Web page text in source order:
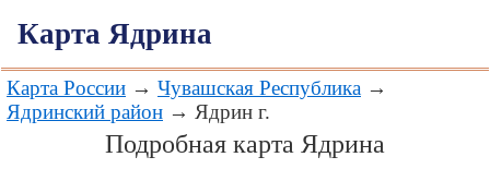
Карта Ядрина
Карта России → Чувашская Республика →
Ядринский район → Ядрин г.
Подробная карта Ядрина